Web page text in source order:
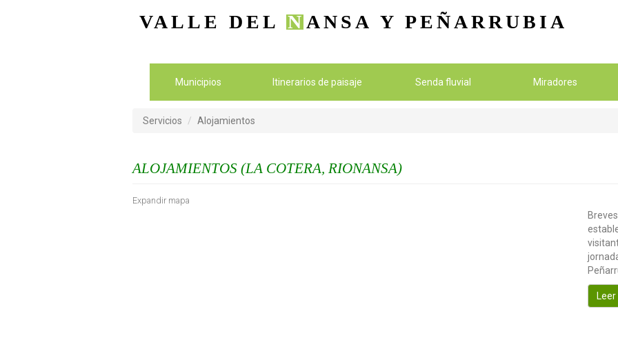
VALLE DEL NANSA Y PEÑARRUBIA
Municipios Itinerarios de paisaje Senda fluvial Miradores
Servicios Alojamientos
ALOJAMIENTOS (LA COTERA, RIONANSA)
Expandir mapa